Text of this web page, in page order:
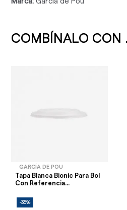
COMBÍNALO CON
GARCÍA DE POU
Tapa Blanca Bionic Para Bol
Con Referencia...
-35%